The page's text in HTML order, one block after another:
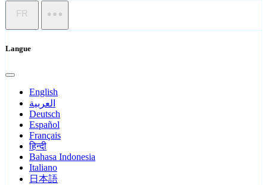
FR
Langue
English
العربية
Deutsch
Español
Français
हिन्दी
Bahasa Indonesia
Italiano
日本語